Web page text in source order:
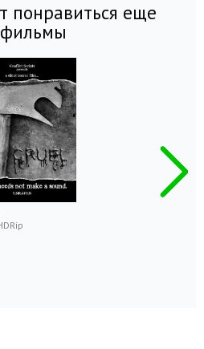
понравиться еще